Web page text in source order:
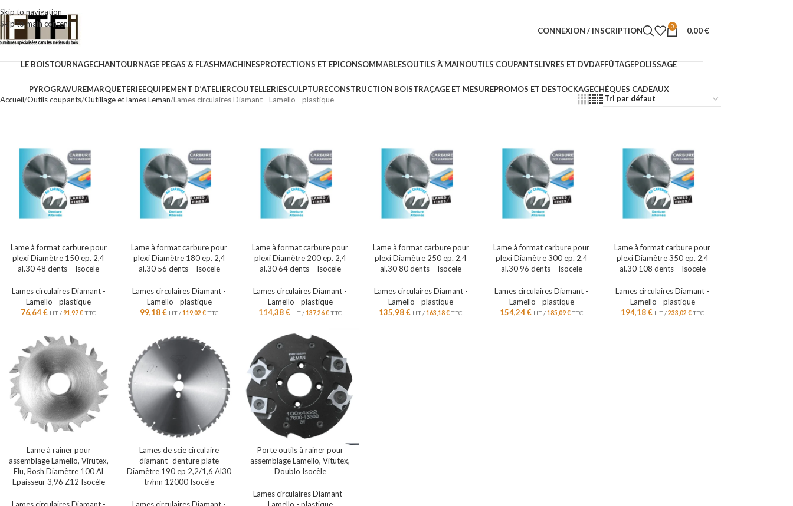
Skip to navigation
Skip to main content
CONNEXION / INSCRIPTION 0 0,00€
LE BOISTOURNAGECHANTOURNAGE PEGAS & FLASHMACHINESPROTECTIONS ET EPICONSOMMABLESOUTILS À MAINOUTILS COUPANTSLIVRES ET DVDAFFÛTAGEPOLISSAGE
PYROGRAVUREMARQUETERIEEQUIPEMENT D’ATELIERCOUTELLERIESCULPTURECONSTRUCTION BOISTRAÇAGE ET MESUREPROMOS ET DESTOCKAGECHÈQUES CADEAUX
Accueil Outils coupants Outillage et lames Leman Lames circulaires Diamant - Lamello - plastique
Lame à format carbure pour
plexi Diamètre 150 ep. 2,4
al.30 48 dents – Isocele
Lames circulaires Diamant -
Lamello - plastique
76,64€ HT /91,97€TTC
Lame à format carbure pour
plexi Diamètre 180 ep. 2,4
al.30 56 dents – Isocele
Lames circulaires Diamant -
Lamello - plastique
99,18€ HT /119,02 €TTC
Lame à format carbure pour
plexi Diamètre 200 ep. 2,4
al.30 64 dents – Isocele
Lames circulaires Diamant -
Lamello - plastique
114,38€ HT /137,26€TTC
Lame à format carbure pour
plexi Diamètre 250 ep. 2,4
al.30 80 dents – Isocele
Lames circulaires Diamant -
Lamello - plastique
135,98€ HT /163,18€TTC
Lame à format carbure pour
plexi Diamètre 300 ep. 2,4
al.30 96 dents – Isocele
Lames circulaires Diamant -
Lamello - plastique
154,24€ HT /185,09€TTC
Lame à format carbure pour
plexi Diamètre 350 ep. 2,4
al.30 108 dents – Isocele
Lames circulaires Diamant -
Lamello - plastique
194,18€ HT /233,02 €TTC
Lame à rainer pour
assemblage Lamello, Virutex,
Elu, Bosh Diamètre 100 Al
Epaisseur 3,96 Z12 Isocèle
Lames de scie circulaire
diamant -denture plate
Diamètre 190 ep 2,2/1,6 Al30
tr/mn 12000 Isocèle
Porte outils à rainer pour
assemblage Lamello, Vitutex,
Doublo Isocèle
Lames circulaires Diamant -